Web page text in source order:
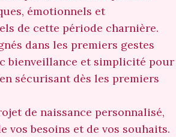
émotionnels et
de cette période charnière.
dans les premiers gestes
bienveillance et simplicité pour
sécurisant dès les premiers
de naissance personnalisé,
vos besoins et de vos souhaits.